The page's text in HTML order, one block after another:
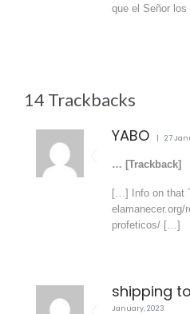
que el Señor los
14 Trackbacks
YABO 27
… [Trackback]
[…] Info on that
elamanecer.org/
profeticos/ […]
shipping
January, 2023